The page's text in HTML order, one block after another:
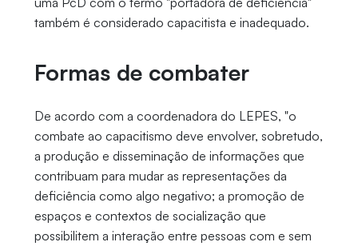
também é considerado capacitista e inadequado.
Formas de combater
De acordo com a coordenadora do LEPES, "o
combate ao capacitismo deve envolver, sobretudo,
a produção e disseminação de informações que
contribuam para mudar as representações da
deficiência como algo negativo; a promoção de
espaços e contextos de socialização que
possibilitem a interação entre pessoas com e sem